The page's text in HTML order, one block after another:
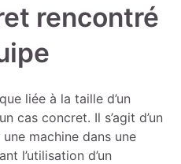
rencontré
liée à la taille d’un
cas concret. Il s’agit d’un
machine dans une
l’utilisation d’un